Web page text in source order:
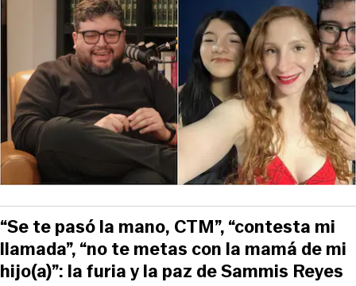
“Se te pasó la mano, CTM”, “contesta mi
llamada”, “no te metas con la mamá de mi
hijo(a)”: la furia y la paz de Sammis Reyes